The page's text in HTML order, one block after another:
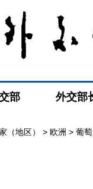
部 外交部
（地区） > 欧洲 > 葡